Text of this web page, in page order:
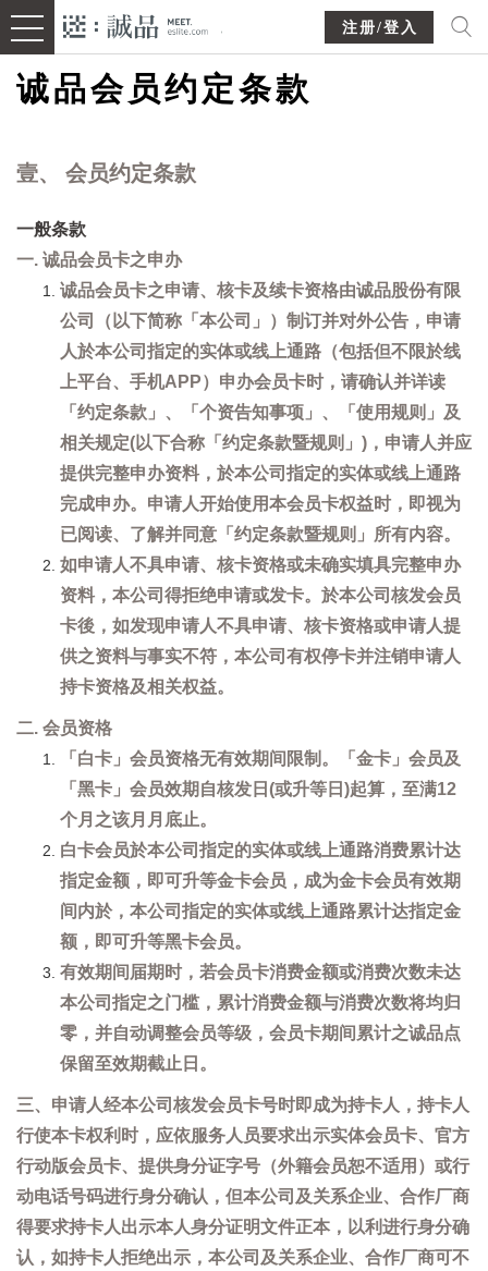
注册/登入
诚品会员约定条款
壹、 会员约定条款
一般条款
一. 诚品会员卡之申办
诚品会员卡之申请、核卡及续卡资格由诚品股份有限
公司（以下简称「本公司」）制订并对外公告，申请
人於本公司指定的实体或线上通路（包括但不限於线
上平台、手机APP）申办会员卡时，请确认并详读
「约定条款」、「个资告知事项」、「使用规则」及
相关规定(以下合称「约定条款暨规则」)，申请人并应
提供完整申办资料，於本公司指定的实体或线上通路
完成申办。申请人开始使用本会员卡权益时，即视为
已阅读、了解并同意「约定条款暨规则」所有内容。
如申请人不具申请、核卡资格或未确实填具完整申办
资料，本公司得拒绝申请或发卡。於本公司核发会员
卡後，如发现申请人不具申请、核卡资格或申请人提
供之资料与事实不符，本公司有权停卡并注销申请人
持卡资格及相关权益。
二. 会员资格
「白卡」会员资格无有效期间限制。「金卡」会员及
「黑卡」会员效期自核发日(或升等日)起算，至满12
个月之该月月底止。
白卡会员於本公司指定的实体或线上通路消费累计达
指定金额，即可升等金卡会员，成为金卡会员有效期
间内於，本公司指定的实体或线上通路累计达指定金
额，即可升等黑卡会员。
有效期间届期时，若会员卡消费金额或消费次数未达
本公司指定之门槛，累计消费金额与消费次数将均归
零，并自动调整会员等级，会员卡期间累计之诚品点
保留至效期截止日。
三、申请人经本公司核发会员卡号时即成为持卡人，持卡人
行使本卡权利时，应依服务人员要求出示实体会员卡、官方
行动版会员卡、提供身分证字号（外籍会员恕不适用）或行
动电话号码进行身分确认，但本公司及关系企业、合作厂商
得要求持卡人出示本人身分证明文件正本，以利进行身分确
认，如持卡人拒绝出示，本公司及关系企业、合作厂商可不